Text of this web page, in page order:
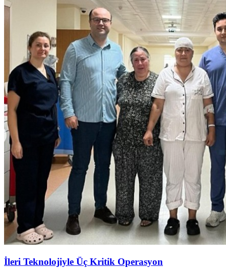
İleri Teknolojiyle Üç Kritik Operasyon